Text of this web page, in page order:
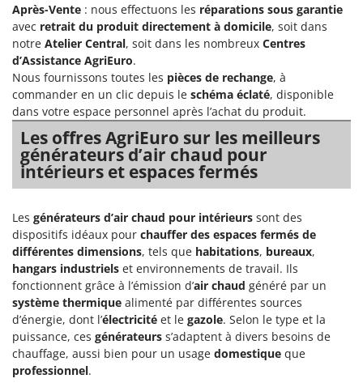
Après-Vente : nous effectuons les réparations sous garantie
avec retrait du produit directement à domicile, soit dans
notre Atelier Central, soit dans les nombreux Centres
d’Assistance AgriEuro.
Nous fournissons toutes les pièces de rechange, à
commander en un clic depuis le schéma éclaté, disponible
dans votre espace personnel après l’achat du produit.
Les offres AgriEuro sur les meilleurs
générateurs d’air chaud pour
intérieurs et espaces fermés
Les générateurs d’air chaud pour intérieurs sont des
dispositifs idéaux pour chauffer des espaces fermés de
différentes dimensions, tels que habitations, bureaux,
hangars industriels et environnements de travail. Ils
fonctionnent grâce à l’émission d’air chaud généré par un
système thermique alimenté par différentes sources
d’énergie, dont l’électricité et le gazole. Selon le type et la
puissance, ces générateurs s’adaptent à divers besoins de
chauffage, aussi bien pour un usage domestique que
professionnel.